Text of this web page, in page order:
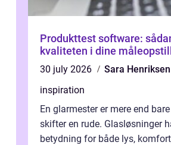
Produkttest software:
kvaliteten i dine
30 july 2026
Sara Henriksen
inspiration
En glarmester er mere end
skifter en rude. Glasløsninger
betydning for både lys,